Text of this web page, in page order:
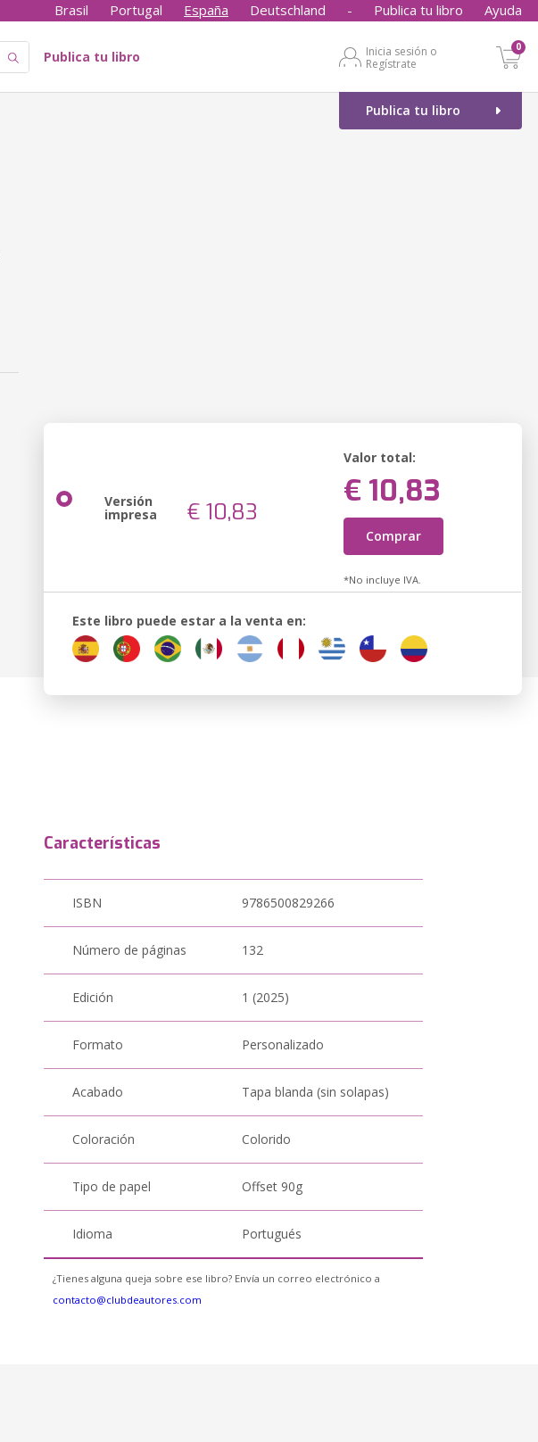
Brasil Portugal España Deutschland - Publica tu libro Ayuda
Publica tu libro
Inicia sesión o
Regístrate
0
Publica tu libro
Versión
impresa € 10,83
Valor total:
€ 10,83
Comprar
*No incluye IVA.
Este libro puede estar a la venta en:
Características
ISBN 9786500829266
Número de páginas 132
Edición 1 (2025)
Formato Personalizado
Acabado Tapa blanda (sin solapas)
Coloración Colorido
Tipo de papel Offset 90g
Idioma Portugués
¿Tienes alguna queja sobre ese libro? Envía un correo electrónico a
contacto@clubdeautores.com